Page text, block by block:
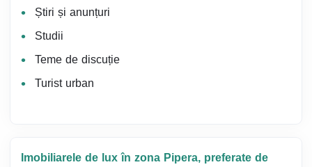
Știri și anunțuri
Studii
Teme de discuție
Turist urban
Imobiliarele de lux în zona Pipera, preferate de